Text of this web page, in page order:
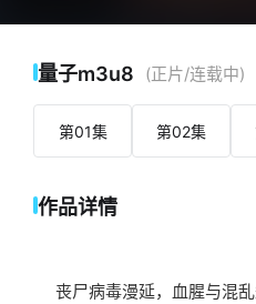
量子m3u8 (正片/连载中)
第01集 第02集
作品详情
丧尸病毒漫延，